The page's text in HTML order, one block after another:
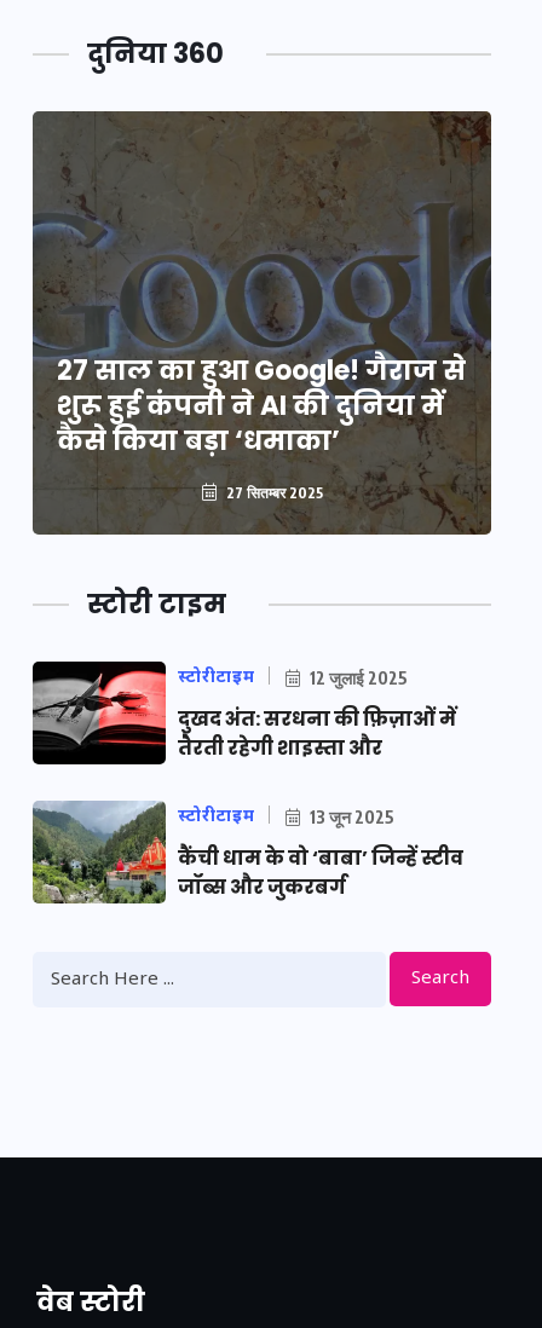
दुनिया 360
27 साल का हुआ Google! गैराज से
शुरू हुई कंपनी ने AI की दुनिया में
कैसे किया बड़ा ‘धमाका’
27 सितम्बर 2025
स्टोरी टाइम
स्टोरीटाइम 12 जुलाई 2025
दुखद अंत: सरधना की फ़िज़ाओं में
तैरती रहेगी शाइस्ता और
स्टोरीटाइम 13 जून 2025
कैंची धाम के वो ‘बाबा’ जिन्हें स्टीव
जॉब्स और जुकरबर्ग
Search
वेब स्टोरी
नया एक्सप्रेसवे: पूर्वांचल का लक, डेवलपमेंट का